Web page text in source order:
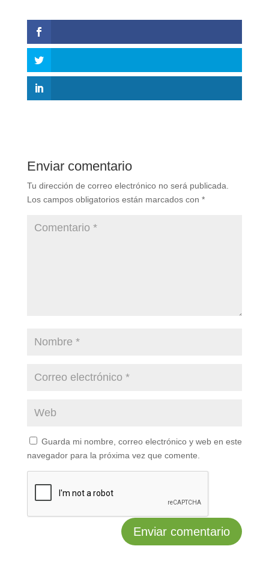
Enviar comentario
Tu dirección de correo electrónico no será publicada.
Los campos obligatorios están marcados con *
Guarda mi nombre, correo electrónico y web en este
navegador para la próxima vez que comente.